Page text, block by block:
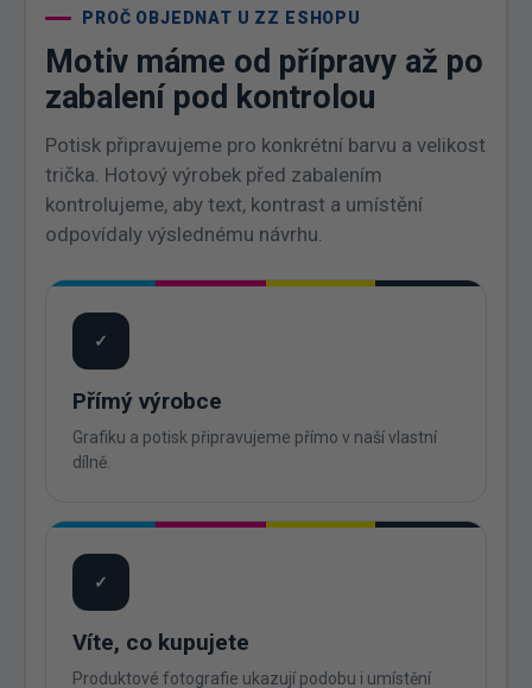
PROČ OBJEDNAT U ZZ ESHOPU
Motiv máme od přípravy až po
zabalení pod kontrolou
Potisk připravujeme pro konkrétní barvu a velikost
trička. Hotový výrobek před zabalením
kontrolujeme, aby text, kontrast a umístění
odpovídaly výslednému návrhu.
✓
Přímý výrobce
Grafiku a potisk připravujeme přímo v naší vlastní
dílně.
✓
Víte, co kupujete
Produktové fotografie ukazují podobu i umístění